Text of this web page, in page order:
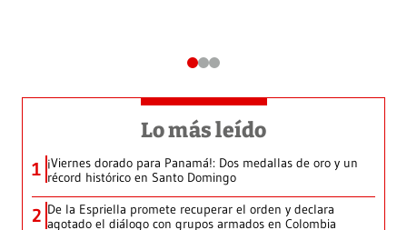
Lo más leído
1 ¡Viernes dorado para Panamá!: Dos medallas de oro y un
récord histórico en Santo Domingo
2 De la Espriella promete recuperar el orden y declara
agotado el diálogo con grupos armados en Colombia